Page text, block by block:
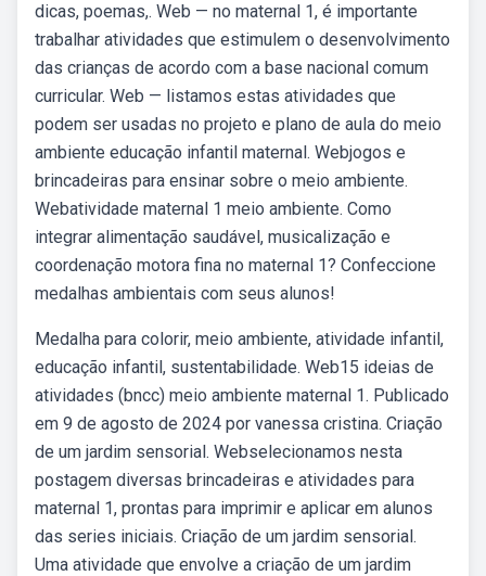
dicas, poemas,. Web — no maternal 1, é importante
trabalhar atividades que estimulem o desenvolvimento
das crianças de acordo com a base nacional comum
curricular. Web — listamos estas atividades que
podem ser usadas no projeto e plano de aula do meio
ambiente educação infantil maternal. Webjogos e
brincadeiras para ensinar sobre o meio ambiente.
Webatividade maternal 1 meio ambiente. Como
integrar alimentação saudável, musicalização e
coordenação motora fina no maternal 1? Confeccione
medalhas ambientais com seus alunos!
Medalha para colorir, meio ambiente, atividade infantil,
educação infantil, sustentabilidade. Web15 ideias de
atividades (bncc) meio ambiente maternal 1. Publicado
em 9 de agosto de 2024 por vanessa cristina. Criação
de um jardim sensorial. Webselecionamos nesta
postagem diversas brincadeiras e atividades para
maternal 1, prontas para imprimir e aplicar em alunos
das series iniciais. Criação de um jardim sensorial.
Uma atividade que envolve a criação de um jardim